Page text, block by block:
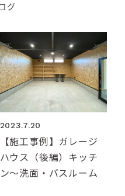
グ
2023.7.20
【施工事例】ガレージ
ハウス（後編）キッチ
ン〜洗面・バスルーム